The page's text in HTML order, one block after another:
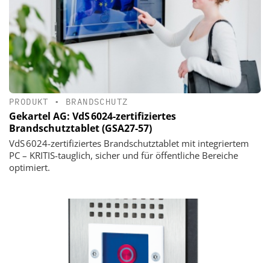
PRODUKT • BRANDSCHUTZ
Gekartel AG: VdS 6024-zertifiziertes
Brandschutztablet (GSA27-57)
VdS 6024-zertifiziertes Brandschutztablet mit integriertem
PC – KRITIS-tauglich, sicher und für öffentliche Bereiche
optimiert.